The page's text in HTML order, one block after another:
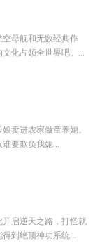
母舰和无数经典作
化占领全世界吧。...
卖进农家做童养媳。
要欺负我媳...
启逆天之路，打怪就
到绝顶神功系统...